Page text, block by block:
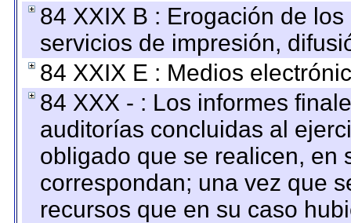
84 XXIX B : Erogación de
servicios de impresión,
84 XXIX E : Medios
84 XXX - : Los informes
auditorías concluidas al
obligado que se realicen, en
correspondan; una vez que
recursos que en su caso